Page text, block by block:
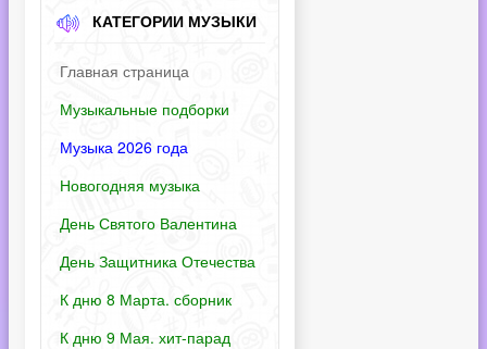
КАТЕГОРИИ МУЗЫКИ
Главная страница
Музыкальные подборки
Музыка 2026 года
Новогодняя музыка
День Святого Валентина
День Защитника Отечества
К дню 8 Марта. сборник
К дню 9 Мая. хит-парад